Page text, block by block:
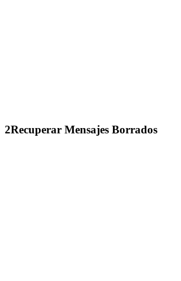
2Recuperar Mensajes Borrados